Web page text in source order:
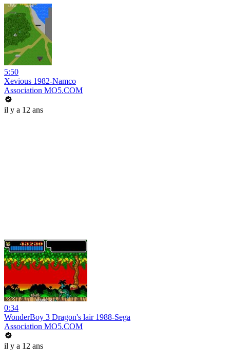
5:50
Xevious 1982-Namco
Association MO5.COM
il y a 12 ans
0:34
WonderBoy 3 Dragon's lair 1988-Sega
Association MO5.COM
il y a 12 ans